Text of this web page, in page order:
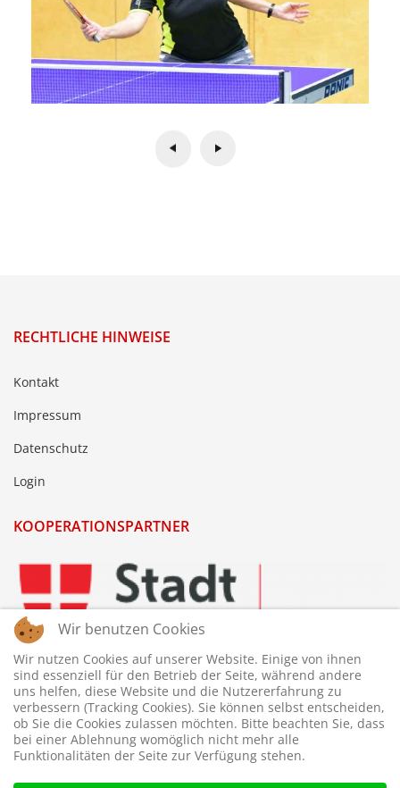
RECHTLICHE HINWEISE
Kontakt
Impressum
Datenschutz
Login
KOOPERATIONSPARTNER
Wir benutzen Cookies
Wir nutzen Cookies auf unserer Website. Einige von ihnen
sind essenziell für den Betrieb der Seite, während andere
uns helfen, diese Website und die Nutzererfahrung zu
verbessern (Tracking Cookies). Sie können selbst entscheiden,
ob Sie die Cookies zulassen möchten. Bitte beachten Sie, dass
bei einer Ablehnung womöglich nicht mehr alle
Funktionalitäten der Seite zur Verfügung stehen.